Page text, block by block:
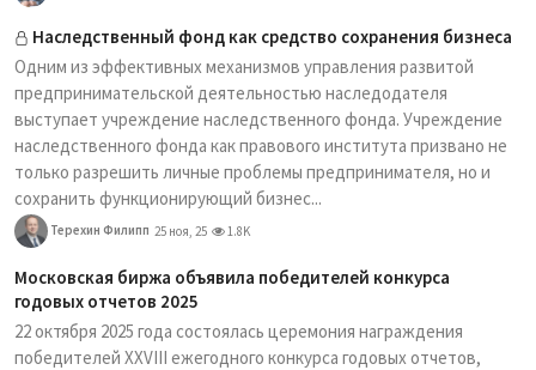
Наследственный фонд как средство сохранения бизнеса
Одним из эффективных механизмов управления развитой
предпринимательской деятельностью наследодателя
выступает учреждение наследственного фонда. Учреждение
наследственного фонда как правового института призвано не
только разрешить личные проблемы предпринимателя, но и
сохранить функционирующий бизнес...
Терехин Филипп 25 ноя, 25 1.8K
Московская биржа объявила победителей конкурса
годовых отчетов 2025
22 октября 2025 года состоялась церемония награждения
победителей XXVIII ежегодного конкурса годовых отчетов,